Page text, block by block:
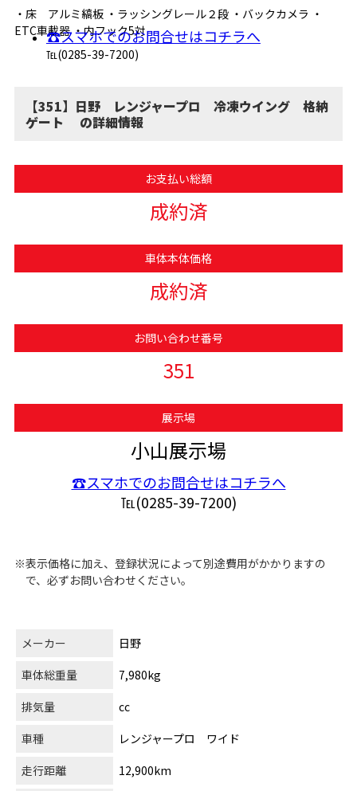
・床 アルミ縞板 ・ラッシングレール２段 ・バックカメラ ・
ETC車載器 ・内フック5対
☎スマホでのお問合せはコチラへ
℡(0285-39-7200)
【351】日野 レンジャープロ 冷凍ウイング 格納
ゲート の詳細情報
お支払い総額
成約済
車体本体価格
成約済
お問い合わせ番号
351
展示場
小山展示場
☎スマホでのお問合せはコチラへ
℡(0285-39-7200)
※表示価格に加え、登録状況によって別途費用がかかりますの
で、必ずお問い合わせください。
メーカー
日野
車体総重量
7,980kg
排気量
cc
車種
レンジャープロ ワイド
走行距離
12,900km